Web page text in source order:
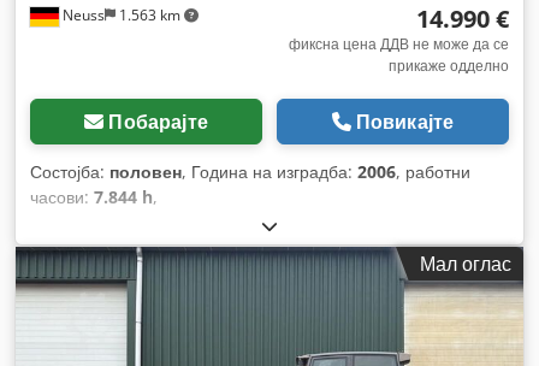
Neuss 1.563 km 14.990 €
фиксна цена ДДВ не може да се
прикаже одделно
Побарајте Повикајте
Состојба: половен, Година на изградба: 2006, работни
часови: 7.844 h,
Мал оглас